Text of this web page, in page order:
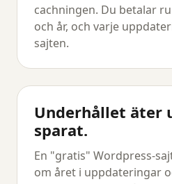
cachningen. Du betalar
och år, och varje
sajten.
Underhållet äter
sparat.
En "gratis" Wordpress-
om året i uppdateringar